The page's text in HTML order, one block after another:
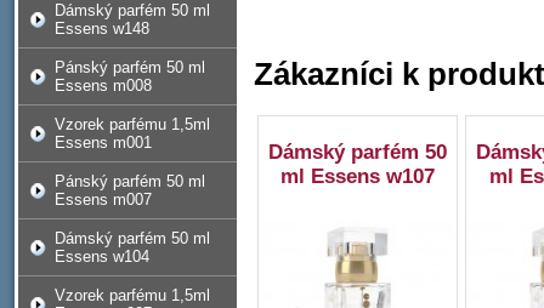
Dámský parfém 50 ml
Essens w148
Pánský parfém 50 ml
Essens m008
Vzorek parfému 1,5ml
Essens m001
Pánský parfém 50 ml
Essens m007
Dámský parfém 50 ml
Essens w104
Vzorek parfému 1,5ml
Zákazníci k
Dámský parfém 50
ml Essens w107
ml